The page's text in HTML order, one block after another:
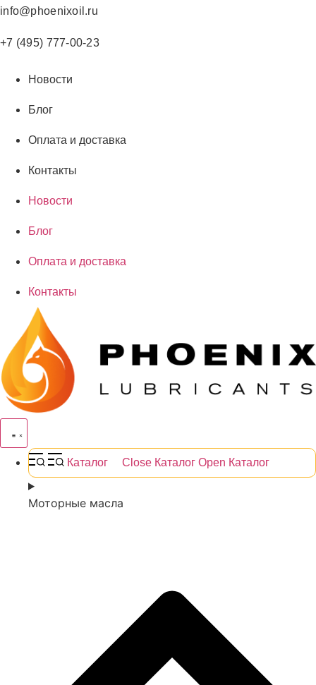
Перейти
содержимому
info@phoenixoil.ru
+7 (495) 777-00-23
Новости
Блог
Оплата и доставка
Контакты
Новости
Блог
Оплата и доставка
Контакты
Каталог Close Каталог Open Каталог
Моторные масла